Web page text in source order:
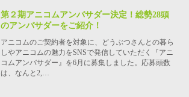
第２期アニコムアンバサダー決定！総勢28頭
のアンバサダーをご紹介！
アニコムのご契約者を対象に、どうぶつさんとの暮ら
しやアニコムの魅力をSNSで発信していただく『アニ
コムアンバサダー』を6月に募集しました。応募頭数
は、なんと2,…